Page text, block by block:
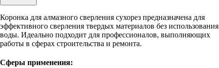
Коронка для алмазного сверления сухорез предназначена для
эффективного сверления твердых материалов без использования
воды. Идеально подходит для профессионалов, выполняющих
работы в сферах строительства и ремонта.
Сферы применения: